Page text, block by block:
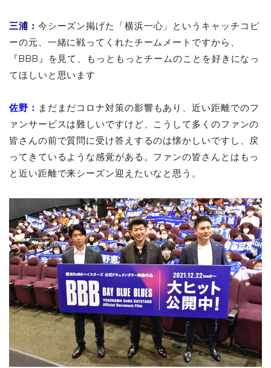
三浦： 今シーズン掲げた「横浜一心」というキャッチコピ
ーの元、一緒に戦ってくれたチームメートですから、
『BBB』を見て、もっともっとチームのことを好きになっ
てほしいと思います
佐野： まだまだコロナ対策の影響もあり、近い距離でのフ
ァンサービスは難しいですけど、こうして多くのファンの
皆さんの前で質問に受け答えするのは懐かしいですし、戻
ってきているような感覚がある。ファンの皆さんとはもっ
と近い距離で来シーズン迎えたいなと思う。